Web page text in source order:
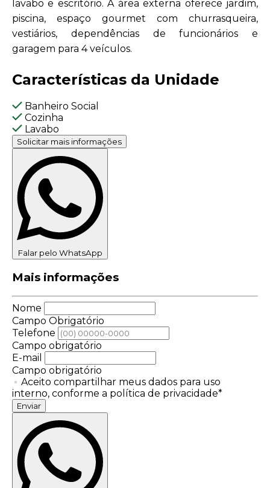
lavabo e escritório. A área externa oferece jardim,
piscina, espaço gourmet com churrasqueira,
vestiários, dependências de funcionários e
garagem para 4 veículos.
Características da Unidade
Banheiro Social
Cozinha
Lavabo
Solicitar mais informações
Falar pelo WhatsApp
Mais informações
Nome
Campo Obrigatório
Telefone
Campo obrigatório
E-mail
Campo obrigatório
Aceito compartilhar meus dados para uso
interno, conforme a política de privacidade*
Enviar